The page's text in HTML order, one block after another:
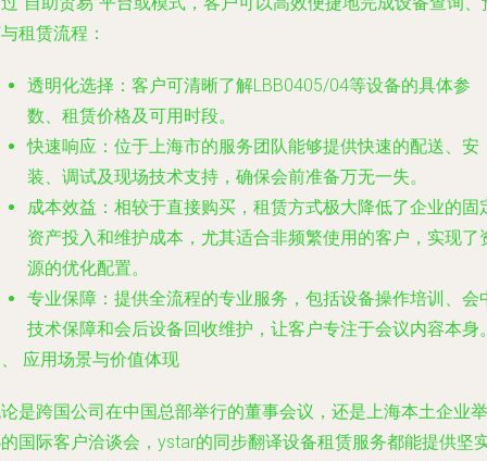
租赁流程：
透明化选择 ：客户可清晰了解LBB0405/04等设备的具体参
数、租赁价格及可用时段。
快速响应 ：位于上海市的服务团队能够提供快速的配送、安
装、调试及现场技术支持，确保会前准备万无一失。
成本效益 ：相较于直接购买，租赁方式极大降低了企业的固
资产投入和维护成本，尤其适合非频繁使用的客户，实现了
源的优化配置。
专业保障 ：提供全流程的专业服务，包括设备操作培训、会
技术保障和会后设备回收维护，让客户专注于会议内容本身
应用场景与价值体现
是跨国公司在中国总部举行的董事会议，还是上海本土企业举
国际客户洽谈会，ystar的同步翻译设备租赁服务都能提供坚